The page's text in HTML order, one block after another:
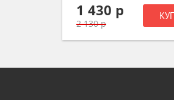
1 430 р
2 130 р